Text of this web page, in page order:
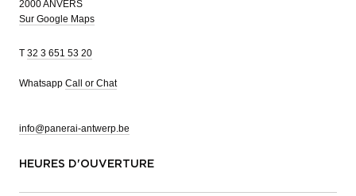
2000 ANVERS
Sur Google Maps
T 32 3 651 53 20
Whatsapp Call or Chat
info@panerai-antwerp.be
HEURES D'OUVERTURE